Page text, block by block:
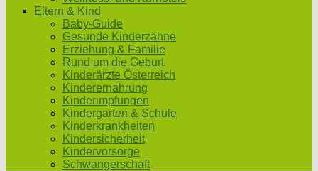
Eltern & Kind
Baby-Guide
Gesunde Kinderzähne
Erziehung & Familie
Rund um die Geburt
Kinderärzte Österreich
Kinderernährung
Kinderimpfungen
Kindergarten & Schule
Kinderkrankheiten
Kindersicherheit
Kindervorsorge
Schwangerschaft